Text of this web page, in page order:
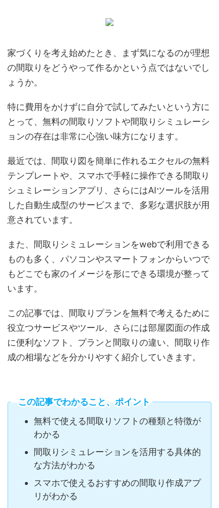
家づくりを考え始めたとき、まず気になるのが理想
の間取りをどうやって作るかという点ではないでし
ょうか。
特に費用をかけずに自分で試してみたいという方に
とって、無料の間取りソフトや間取りシミュレーシ
ョンの存在は非常に心強い味方になります。
最近では、間取り図を簡単に作れるエクセルの無料
テンプレートや、スマホで手軽に操作できる間取り
シュミレーションアプリ、さらにはAIツールを活用
した自動生成型のサービスまで、多彩な選択肢が用
意されています。
また、間取りシミュレーションをwebで利用できる
ものも多く、パソコンやスマートフォンからいつで
もどこでも家のイメージを形にできる環境が整って
います。
この記事では、間取りプランを無料で考えるために
役立つサービスやツール、さらには部屋図面の作成
に便利なソフト、プランと間取りの違い、間取り作
成の相場などを分かりやすく紹介していきます。
この記事でわかること、ポイント
無料で使える間取りソフトの種類と特徴が
わかる
間取りシミュレーションを活用する具体的
な方法がわかる
スマホで使えるおすすめの間取り作成アプ
リがわかる